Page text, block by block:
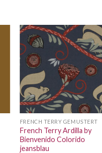
Auf die
Wunschliste
FRENCH TERRY GEMUSTERT
French Terry Ardilla by
Bienvenido Colorido
jeansblau